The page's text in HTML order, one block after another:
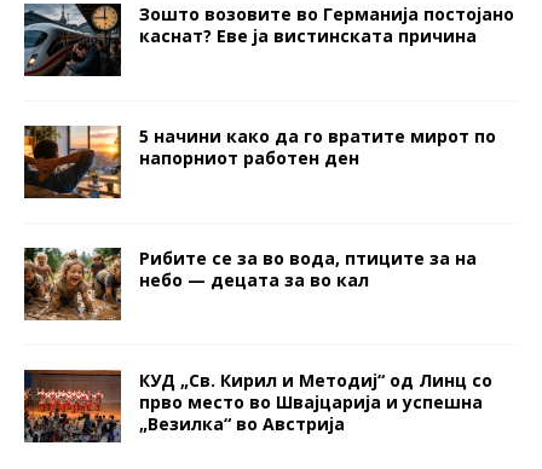
Зошто возовите во Германија постојано
каснат? Еве ја вистинската причина
5 начини како да го вратите мирот по
напорниот работен ден
Рибите се за во вода, птиците за на
небо — децата за во кал
КУД „Св. Кирил и Методиј“ од Линц со
прво место во Швајцарија и успешна
„Везилка“ во Австрија